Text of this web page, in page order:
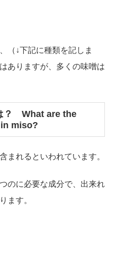
（↓下記に種類を記しま
ありますが、多くの味噌は
？ What are the
miso?
まれるといわれています。
のに必要な成分で、出来れ
ます。